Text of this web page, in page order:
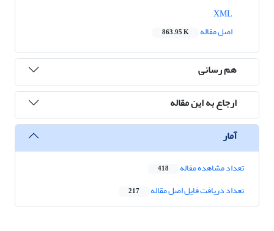
اصل مقاله
863.95 K
هم رسانی
ارجاع به این مقاله
آمار
تعداد مشاهده مقاله 418
تعداد دریافت فایل اصل مقاله 217